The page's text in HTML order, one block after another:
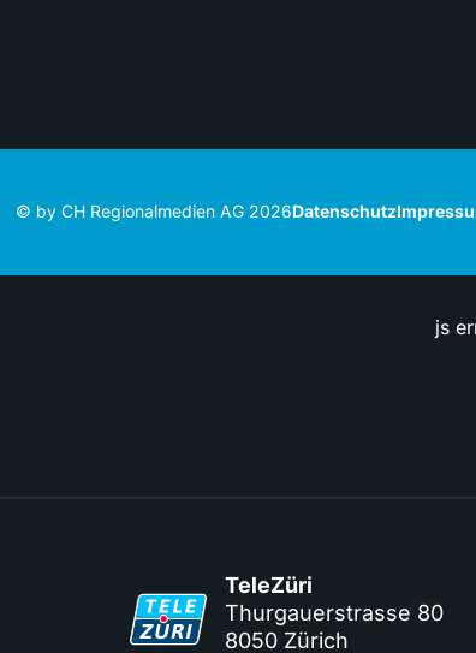
© by CH Regionalmedien AG 2026Datenschutz
js
TeleZüri
Thurgauerstrasse 80
8050 Zürich